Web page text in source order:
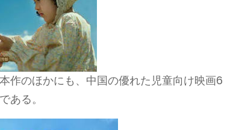
作のほかにも、中国の優れた児童向け映画6
ある。